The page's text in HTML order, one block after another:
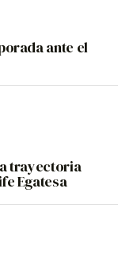
ante el
trayectoria
Egatesa